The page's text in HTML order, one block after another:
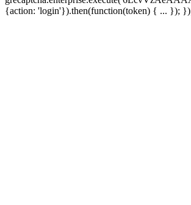
{action: 'login'}).then(function(token) { ... });